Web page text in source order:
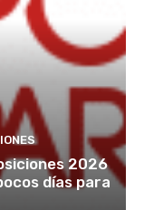
2026
días para